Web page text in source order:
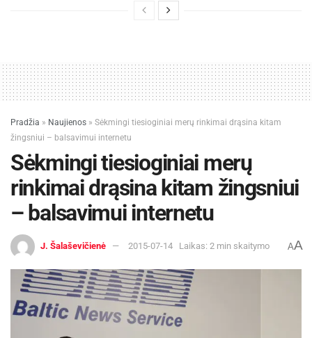
Pradžia » Naujienos » Sėkmingi tiesioginiai merų rinkimai drąsina kitam
žingsniui – balsavimui internetu
Sėkmingi tiesioginiai merų
rinkimai drąsina kitam žingsniui
– balsavimui internetu
J. Šalaševičienė 2015-07-14 Laikas: 2 min skaitymo AA